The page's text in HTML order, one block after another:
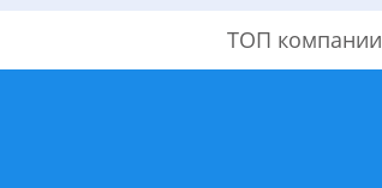
ТОП компании